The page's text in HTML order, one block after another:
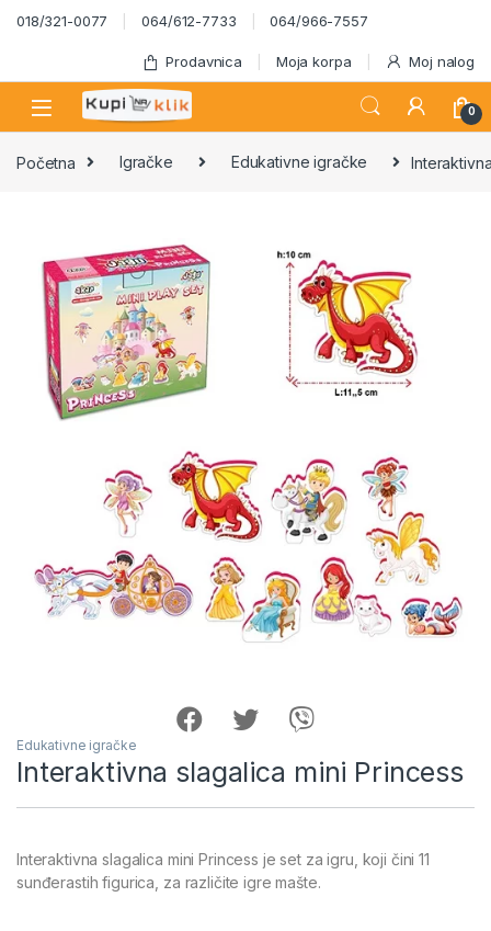
Skip to navigation
Skip to content
018/321-0077 064/612-7733 064/966-7557
Prodavnica Moja korpa Moj nalog
0
Početna Igračke Edukativne igračke
Edukativne igračke
Interaktivna slagalica mini Princess
Interaktivna slagalica mini Princess je set za igru, koji čini 11
sunđerastih figurica, za različite igre mašte.